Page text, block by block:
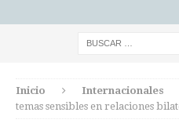
Inicio Internacionales
temas sensibles en relaciones